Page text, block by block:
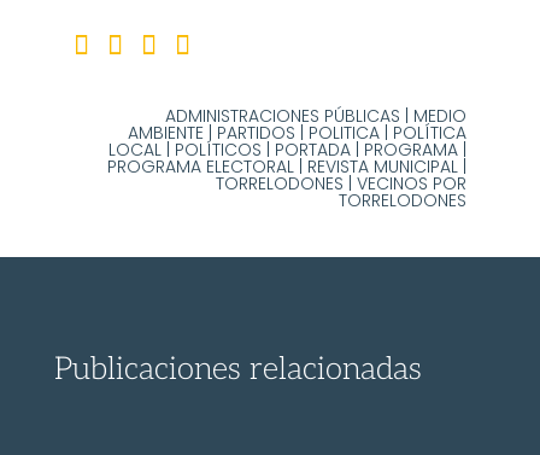
ADMINISTRACIONES PÚBLICAS MEDIO
AMBIENTE PARTIDOS POLITICA POLÍTICA
LOCAL POLÍTICOS PORTADA PROGRAMA
PROGRAMA ELECTORAL REVISTA MUNICIPAL
TORRELODONES |VECINOS POR
TORRELODONES
Publicaciones relacionadas